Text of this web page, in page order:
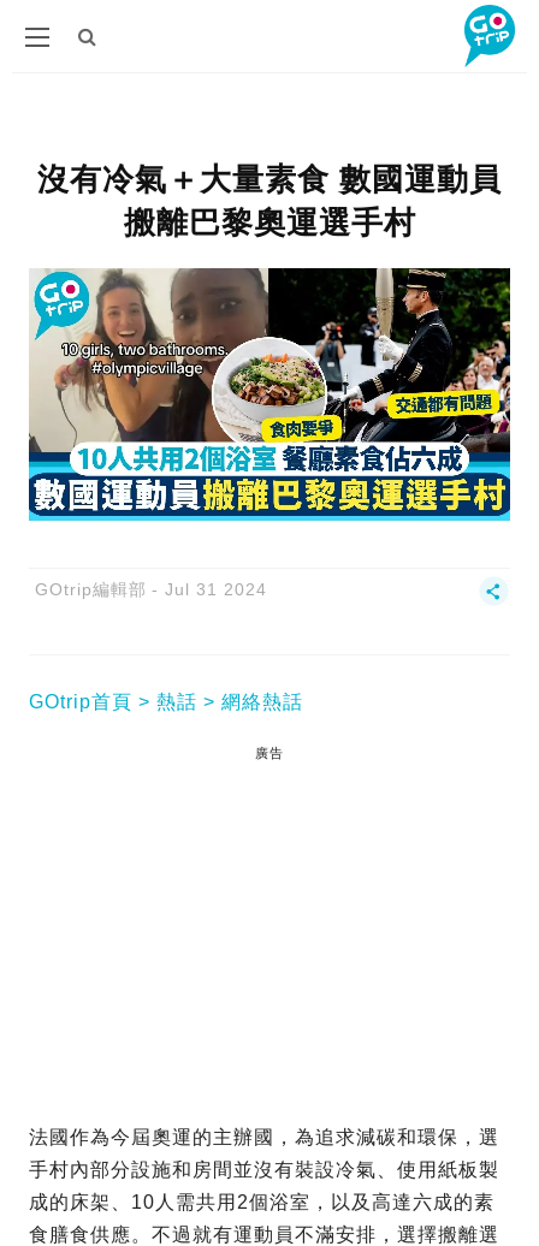
沒有冷氣＋大量素食 數國運動員
搬離巴黎奧運選手村
GOtrip編輯部 Jul 31 2024
GOtrip首頁 熱話 網絡熱話
廣告
法國作為今屆奧運的主辦國，為追求減碳和環保，選
手村內部分設施和房間並沒有裝設冷氣、使用紙板製
成的床架、10人需共用2個浴室，以及高達六成的素
食膳食供應。不過就有運動員不滿安排，選擇搬離選